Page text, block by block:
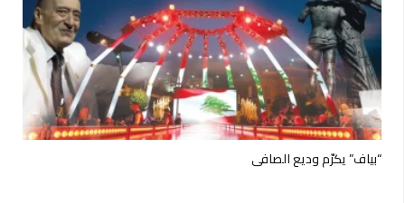
“بياف” يكرّم وديع الصافي